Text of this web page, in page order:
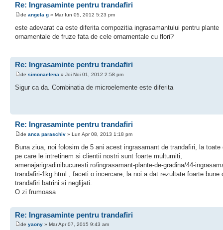
Re: Ingrasaminte pentru trandafiri
de angela g » Mar Iun 05, 2012 5:23 pm
este adevarat ca este diferita compozitia ingrasamantului pentru plante
ornamentale de fruze fata de cele ornamentale cu flori?
Re: Ingrasaminte pentru trandafiri
de simonaelena » Joi Noi 01, 2012 2:58 pm
Sigur ca da. Combinatia de microelemente este diferita
Re: Ingrasaminte pentru trandafiri
de anca paraschiv » Lun Apr 08, 2013 1:18 pm
Buna ziua, noi folosim de 5 ani acest ingrasamant de trandafiri, la toate
pe care le intretinem si clientii nostri sunt foarte multumiti,
amenajarigradinibucuresti.ro/ingrasamant-plante-de-gradina/44-
trandafiri-1kg.html , faceti o incercare, la noi a dat rezultate foarte bune
trandafiri batrini si neglijati.
O zi frumoasa
Re: Ingrasaminte pentru trandafiri
de yaony » Mar Apr 07, 2015 9:43 am